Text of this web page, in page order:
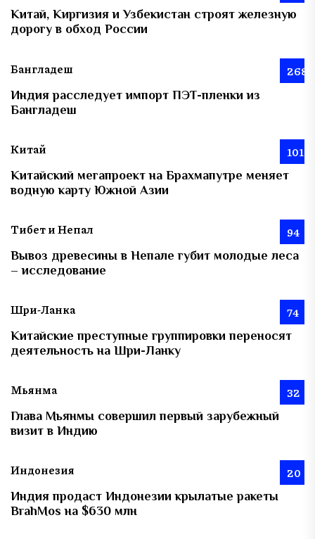
Китай, Киргизия и Узбекистан строят железную
дорогу в обход России
Бангладеш 268
Индия расследует импорт ПЭТ-пленки из
Бангладеш
Китай 101
Китайский мегапроект на Брахмапутре меняет
водную карту Южной Азии
Тибет и Непал 94
Вывоз древесины в Непале губит молодые леса
– исследование
Шри-Ланка 74
Китайские преступные группировки переносят
деятельность на Шри-Ланку
Мьянма 32
Глава Мьянмы совершил первый зарубежный
визит в Индию
Индонезия 20
Индия продаст Индонезии крылатые ракеты
BrahMos на $630 млн